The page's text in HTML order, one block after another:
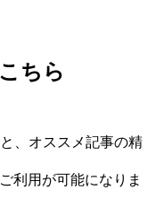
ちら
、オススメ記事の精
利用が可能になりま